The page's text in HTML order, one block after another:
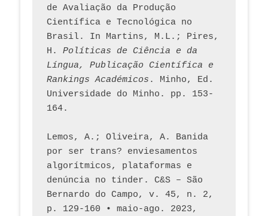
de Avaliação da Produção
Científica e Tecnológica no
Brasil. In Martins, M.L.; Pires,
H. Políticas de Ciência e da
Língua, Publicação Científica e
Rankings Académicos . Minho, Ed.
Universidade do Minho. pp. 153-
164.
Lemos, A.; Oliveira, A. Banida
por ser trans? enviesamentos
algorítmicos, plataformas e
denúncia no tinder. C&S – São
Bernardo do Campo, v. 45, n. 2,
p. 129-160 • maio-ago. 2023,